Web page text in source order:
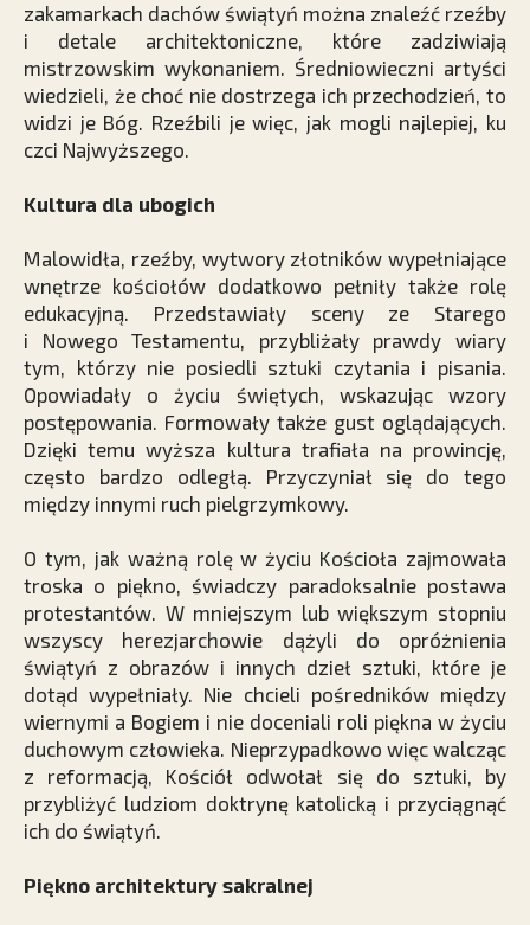
zakamarkach dachów świątyń można znaleźć rzeźby
i detale architektoniczne, które zadziwiają
mistrzowskim wykonaniem. Średniowieczni artyści
wiedzieli, że choć nie dostrzega ich przechodzień, to
widzi je Bóg. Rzeźbili je więc, jak mogli najlepiej, ku
czci Najwyższego.
Kultura dla ubogich
Malowidła, rzeźby, wytwory złotników wypełniające
wnętrze kościołów dodatkowo pełniły także rolę
edukacyjną. Przedstawiały sceny ze Starego
i Nowego Testamentu, przybliżały prawdy wiary
tym, którzy nie posiedli sztuki czytania i pisania.
Opowiadały o życiu świętych, wskazując wzory
postępowania. Formowały także gust oglądających.
Dzięki temu wyższa kultura trafiała na prowincję,
często bardzo odległą. Przyczyniał się do tego
między innymi ruch pielgrzymkowy.
O tym, jak ważną rolę w życiu Kościoła zajmowała
troska o piękno, świadczy paradoksalnie postawa
protestantów. W mniejszym lub większym stopniu
wszyscy herezjarchowie dążyli do opróżnienia
świątyń z obrazów i innych dzieł sztuki, które je
dotąd wypełniały. Nie chcieli pośredników między
wiernymi a Bogiem i nie doceniali roli piękna w życiu
duchowym człowieka. Nieprzypadkowo więc walcząc
z reformacją, Kościół odwołał się do sztuki, by
przybliżyć ludziom doktrynę katolicką i przyciągnąć
ich do świątyń.
Piękno architektury sakralnej